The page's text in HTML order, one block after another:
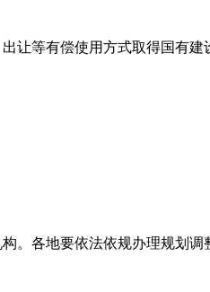
让等有偿使用方式取得国有建
。各地要依法依规办理规划